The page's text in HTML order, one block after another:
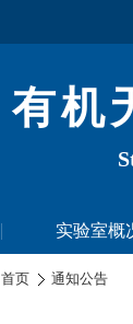
有机
实验室概
首页 通知公告